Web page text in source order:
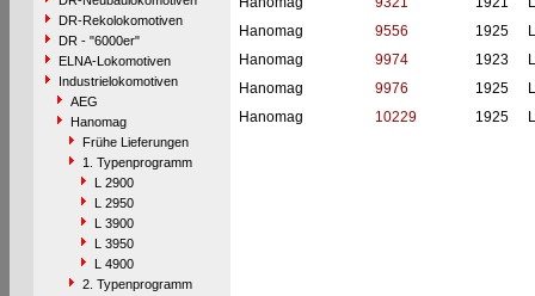
DR-Rekolokomotiven
DR - "6000er"
ELNA-Lokomotiven
Industrielokomotiven
AEG
Hanomag
Frühe Lieferungen
1. Typenprogramm
L 2900
L 2950
L 3900
L 3950
L 4900
2. Typenprogramm
Hanomag
9556 1925
Hanomag
9974 1923
Hanomag
9976 1925
Hanomag
10229 1925